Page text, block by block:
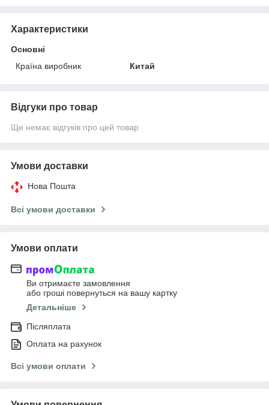
Характеристики
Основні
Країна виробник
Китай
Відгуки про товар
Ще немає відгуків про цей товар
Умови доставки
Нова Пошта
Всі умови доставки
Умови оплати
Ви отримаєте замовлення
або гроші повернуться на вашу картку
Детальніше
Післяплата
Оплата на рахунок
Всі умови оплати